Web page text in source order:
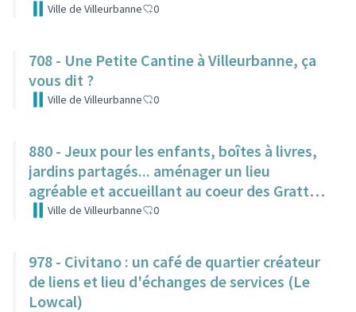
Ville de Villeurbanne 0
708 - Une Petite Cantine à Villeurbanne, ça
vous dit ?
Ville de Villeurbanne 0
880 - Jeux pour les enfants, boîtes à livres,
jardins partagés... aménager un lieu
agréable et accueillant au coeur des Gratte-
CielVille de Villeurbanne 0
978 - Civitano : un café de quartier créateur
de liens et lieu d'échanges de services (Le
Lowcal)